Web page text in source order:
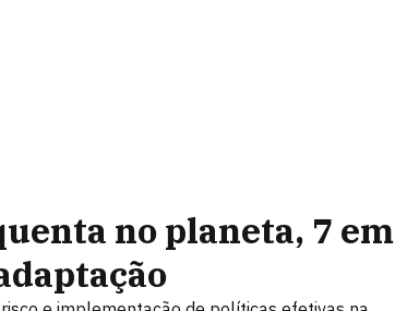
no planeta, 7 em